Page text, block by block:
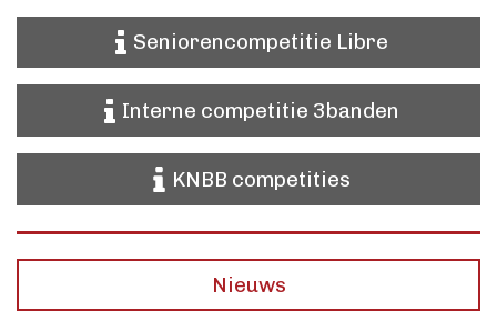
Seniorencompetitie Libre
Interne competitie 3banden
KNBB competities
Nieuws